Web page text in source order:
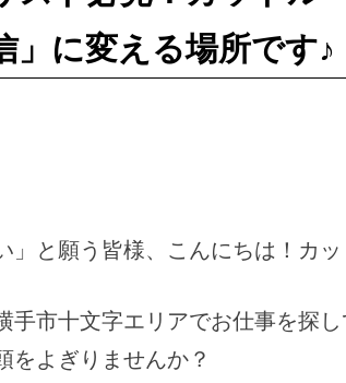
」に変える場所です♪
と願う皆様、こんにちは！カ
市十文字エリアでお仕事を探
をよぎりませんか？